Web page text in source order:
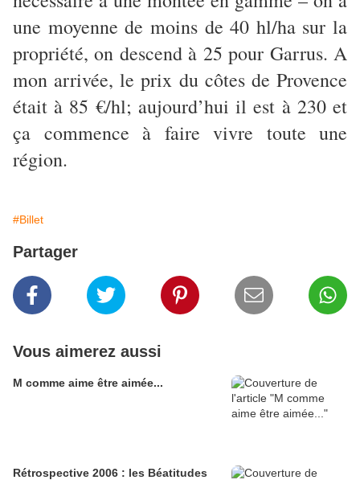
une moyenne de moins de 40 hl/ha sur la
propriété, on descend à 25 pour Garrus. A
mon arrivée, le prix du côtes de Provence
était à 85 €/hl; aujourd’hui il est à 230 et
ça commence à faire vivre toute une
région.
#Billet
Partager
Vous aimerez aussi
M comme aime être aimée...
Rétrospective 2006 : les Béatitudes